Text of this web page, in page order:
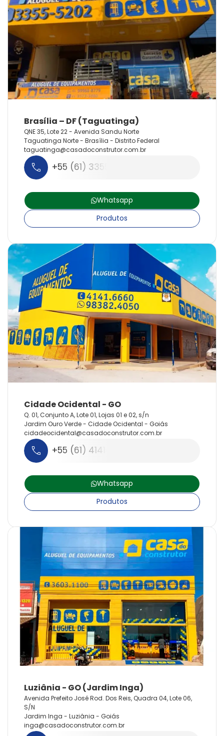
QNE 35, Lote 22 - Avenida Sandu Norte
Taguatinga Norte - Brasília - Distrito Federal
taguatinga@casadoconstrutor.com.br
+55 (61) 3355-5202
Whatsapp
Produtos
Q. 01, Conjunto A, Lote 01, Lojas 01 e 02, s/n
Jardim Ouro Verde - Cidade Ocidental - Goiás
cidadeocidental@casadoconstrutor.com.br
+55 (61) 4141-6660
Whatsapp
Produtos
Avenida Prefeito José Rod. Dos Reis, Quadra 04, Lote 06,
S/N
Jardim Inga - Luziânia - Goiás
inga@casadoconstrutor.com.br